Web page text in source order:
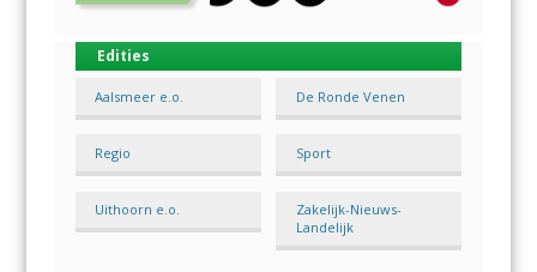
Edities
Aalsmeer e.o. De Ronde Venen
Regio Sport
Uithoorn e.o.
Zakelijk-Nieuws-
Landelijk